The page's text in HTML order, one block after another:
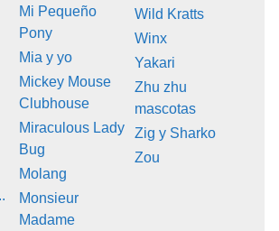
Mi Pequeño
Pony
Mia y yo
Mickey Mouse
Clubhouse
Miraculous Lady
Bug
Molang
Monsieur
Madame
Wild Kratts
Winx
Yakari
Zhu zhu
mascotas
Zig y Sharko
Zou